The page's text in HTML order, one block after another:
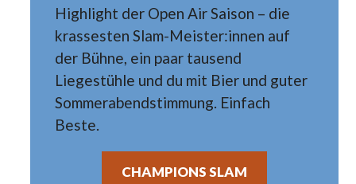
Highlight der Open Air Saison – die
krassesten Slam-Meister:innen auf
der Bühne, ein paar tausend
Liegestühle und du mit Bier und guter
Sommerabendstimmung. Einfach
Beste.
CHAMPIONS SLAM